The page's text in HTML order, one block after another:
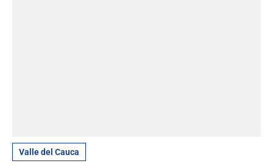
Valle del Cauca